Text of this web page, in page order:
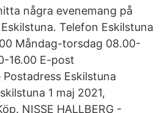
några evenemang på
Telefon Eskilstuna
Måndag-torsdag 08.00-
16.00 E-post
Eskilstuna
1 maj 2021,
NISSE HALLBERG -